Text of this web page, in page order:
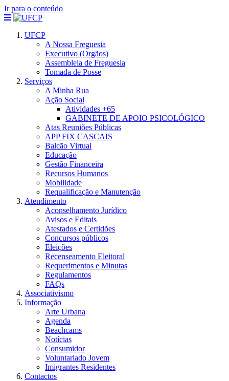
Ir para o conteúdo
UFCP
A Nossa Freguesia
Executivo (Orgãos)
Assembleia de Freguesia
Tomada de Posse
Serviços
A Minha Rua
Ação Social
Atividades +65
GABINETE DE APOIO PSICOLÓGICO
Atas Reuniões Públicas
APP FIX CASCAIS
Balcão Virtual
Educação
Gestão Financeira
Recursos Humanos
Mobilidade
Requalificação e Manutenção
Atendimento
Aconselhamento Jurídico
Avisos e Editais
Atestados e Certidões
Concursos públicos
Eleições
Recenseamento Eleitoral
Requerimentos e Minutas
Regulamentos
FAQs
Associativismo
Informação
Arte Urbana
Agenda
Beachcams
Notícias
Consumidor
Voluntariado Jovem
Imigrantes Residentes
Contactos